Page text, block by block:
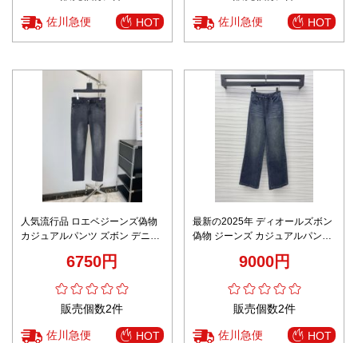
佐川急便 HOT 佐川急便 HOT
人気流行品 ロエベジーンズ偽物
カジュアルパンツ ズボン デニム
6750円
販売個数2件
佐川急便 HOT
最新の2025年 ディオールズボン
偽物 ジーンズ カジュアルパンツ
9000円
販売個数2件
佐川急便 HOT